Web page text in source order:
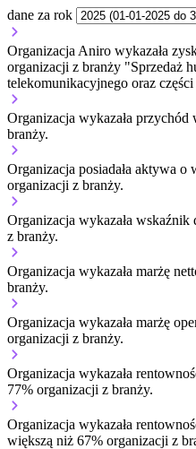
dane za rok
Organizacja Aniro wykazała
organizacji z branży "Sprzedaż
telekomunikacyjnego oraz
Organizacja wykazała
branży.
Organizacja posiadała aktywa
organizacji z branży.
Organizacja wykazała
z branży.
Organizacja wykazała marżę
branży.
Organizacja wykazała marżę
organizacji z branży.
Organizacja wykazała
77% organizacji z branży.
Organizacja wykazała
większą niż 67% organizacji z